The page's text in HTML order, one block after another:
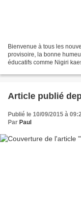
Bienvenue à tous les
provisoire, la bonne
éducatifs comme Nigiri
Publié le 10/09/2015 à
Par Paul